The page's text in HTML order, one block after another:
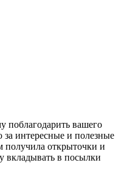
поблагодарить вашего
интересные и полезные
получила открыточки и
вкладывать в посылки